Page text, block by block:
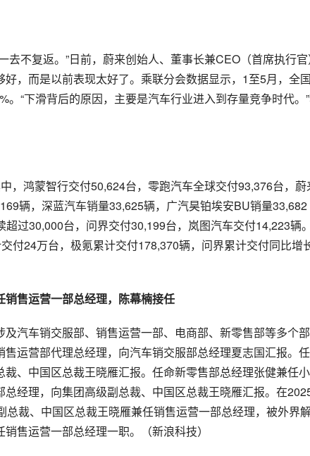
不复返。”日前，蔚来创始人、董事长兼CEO（首席执行官
，而是以前表现太好了。乘联分会数据显示，1至5月，全国
“下滑背后的原因，主要是汽车行业进入到存量竞争时代。
，鸿蒙智行交付50,624台，零跑汽车全球交付93,376台，蔚
辆，深蓝汽车销量33,625辆，广汽昊铂埃安BU销量33,682
过30,000台，问界交付30,199台，岚图汽车交付14,223辆。
付24万台，极氪累计交付178,370辆，问界累计交付同比增
售运营一部总经理，陈幕楠接任
汽车销交服部、销售运营一部、电商部、新零售部等多个部
运营部代理总经理，向汽车销交服部总经理夏志国汇报。
、中国区总裁王晓雁汇报。任命新零售部总经理张健兼任
经理，向集团高级副总裁、中国区总裁王晓雁汇报。在
裁、中国区总裁王晓雁兼任销售运营一部总经理，被外界
售运营一部总经理一职。（新浪科技）